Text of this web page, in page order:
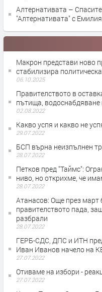
Алтернативата –
"Алтернативата" с
Макрон представи ново
стабилизира
06.10.2025
Правителството в
пътища, водоснабдяване
02.08.2022
Какво успя и какво не
29.07.2022
БСП върна неизпълнен
28.07.2022
Петков пред "Таймс":
ниво, но открихме, че
28.07.2022
Атанасов: Още през март
правителството пада,
разбрали
28.07.2022
ГЕРБ-СДС, ДПС и ИТН
Иван Иванов начело на
27.07.2022
Отиваме на избори -
27.07.2022